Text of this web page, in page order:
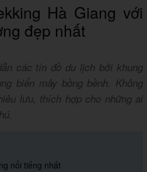
Hà Giang với
đẹp nhất
các tín đồ du lịch bởi khung
biển mây bồng bềnh. Không
lưu, thích hợp cho những ai
nổi tiếng nhất